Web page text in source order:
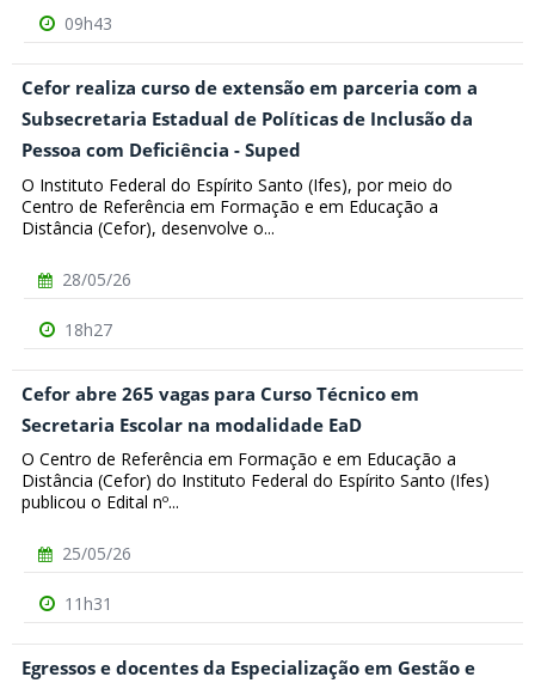
09h43
Cefor realiza curso de extensão em parceria com a
Subsecretaria Estadual de Políticas de Inclusão da
Pessoa com Deficiência - Suped
O Instituto Federal do Espírito Santo (Ifes), por meio do
Centro de Referência em Formação e em Educação a
Distância (Cefor), desenvolve o...
28/05/26
18h27
Cefor abre 265 vagas para Curso Técnico em
Secretaria Escolar na modalidade EaD
O Centro de Referência em Formação e em Educação a
Distância (Cefor) do Instituto Federal do Espírito Santo (Ifes)
publicou o Edital nº...
25/05/26
11h31
Egressos e docentes da Especialização em Gestão e